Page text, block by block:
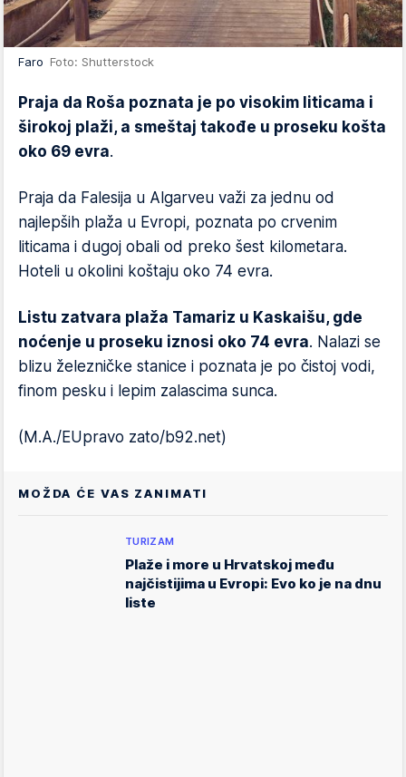
Faro Foto: Shutterstock
Praja da Roša poznata je po visokim liticama i
širokoj plaži, a smeštaj takođe u proseku košta
oko 69 evra.
Praja da Falesija u Algarveu važi za jednu od
najlepših plaža u Evropi, poznata po crvenim
liticama i dugoj obali od preko šest kilometara.
Hoteli u okolini koštaju oko 74 evra.
Listu zatvara plaža Tamariz u Kaskaišu, gde
noćenje u proseku iznosi oko 74 evra. Nalazi se
blizu železničke stanice i poznata je po čistoj vodi,
finom pesku i lepim zalascima sunca.
(M.A./EUpravo zato/b92.net)
MOŽDA ĆE VAS ZANIMATI
TURIZAM
Plaže i more u Hrvatskoj među
najčistijima u Evropi: Evo ko je na dnu
liste